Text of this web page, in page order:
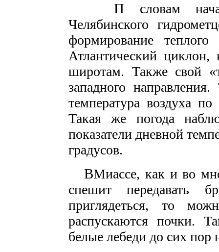
П словам
Челябинского
формирование
Атлантический
широтам. Также свой
западного
температура воздуха
Такая же погода
показатели дневной
градусов.
ВМиассе, как и во
спешит передавать
приглядеться, то
распускаются почки.
белые лебеди до сих пор